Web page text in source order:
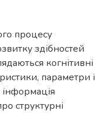
процесу
здібностей
когнітивні
параметри і
структурні